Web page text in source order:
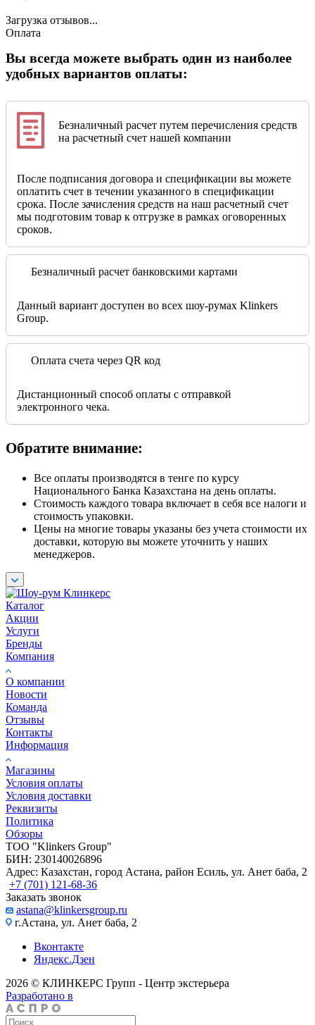
Загрузка отзывов...
Оплата
Вы всегда можете выбрать один из наиболее
удобных вариантов оплаты:
Безналичный расчет путем перечисления средств
на расчетный счет нашей компании
После подписания договора и спецификации вы можете
оплатить счет в течении указанного в спецификации
срока. После зачисления средств на наш расчетный счет
мы подготовим товар к отгрузке в рамках оговоренных
сроков.
Безналичный расчет банковскими картами
Данный вариант доступен во всех шоу-румах Klinkers
Group.
Оплата счета через QR код
Дистанционный способ оплаты с отправкой
электронного чека.
Обратите внимание:
Все оплаты производятся в тенге по курсу
Национального Банка Казахстана на день оплаты.
Стоимость каждого товара включает в себя все налоги и
стоимость упаковки.
Цены на многие товары указаны без учета стоимости их
доставки, которую вы можете уточнить у наших
менеджеров.
Каталог
Акции
Услуги
Бренды
Компания
О компании
Новости
Команда
Отзывы
Контакты
Информация
Магазины
Условия оплаты
Условия доставки
Реквизиты
Политика
Обзоры
TOO "Klinkers Group"
БИН: 230140026896
Адрес: Казахстан, город Астана, район Есиль, ул. Анет баба, 2
+7 (701) 121-68-36
Заказать звонок
astana@klinkersgroup.ru
г.Астана, ул. Анет баба, 2
Вконтакте
Яндекс.Дзен
2026 © КЛИНКЕРС Групп - Центр экстерьера
Разработано в